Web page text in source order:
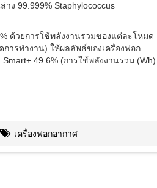
ง 99.999% Staphylococcus
ด้วยการใช้พลังงานรวมของแต่ละโหมด
ารทำงาน) ให้ผลลัพธ์ของเครื่องฟอก
49.6% (การใช้พลังงานรวม (Wh)
เครื่องฟอกอากาศ